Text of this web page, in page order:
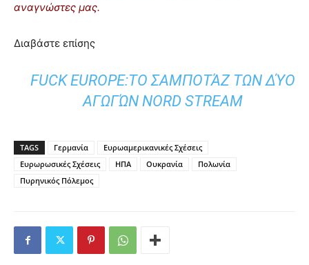
αναγνώστες μας.
Διαβάστε επίσης
FUCK EUROPE:ΤO ΣΑΜΠΟΤΆΖ ΤΩΝ ΔΎΟ
ΑΓΩΓΏΝ NORD STREAM
TAGS Γερμανία
Ευρωαμερικανικές Σχέσεις
Ευρωρωσικές Σχέσεις
ΗΠΑ Ουκρανία
Πολωνία
Πυρηνικός Πόλεμος